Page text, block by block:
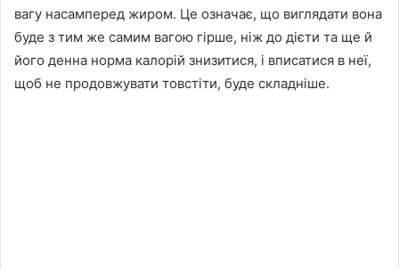
вагу насамперед жиром. Це означає, що виглядати вона
буде з тим же самим вагою гірше, ніж до дієти та ще й
його денна норма калорій знизитися, і вписатися в неї,
щоб не продовжувати товстіти, буде складніше.